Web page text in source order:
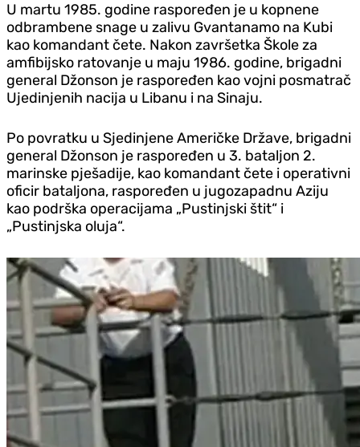
U martu 1985. godine raspoređen je u kopnene
odbrambene snage u zalivu Gvantanamo na Kubi
kao komandant čete. Nakon završetka Škole za
amfibijsko ratovanje u maju 1986. godine, brigadni
general Džonson je raspoređen kao vojni posmatrač
Ujedinjenih nacija u Libanu i na Sinaju.
Po povratku u Sjedinjene Američke Države, brigadni
general Džonson je raspoređen u 3. bataljon 2.
marinske pješadije, kao komandant čete i operativni
oficir bataljona, raspoređen u jugozapadnu Aziju
kao podrška operacijama „Pustinjski štit“ i
„Pustinjska oluja“.